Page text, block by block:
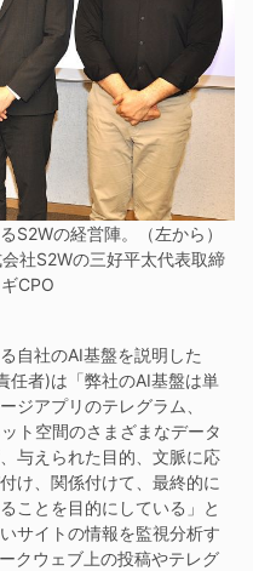
S2Wの経営陣。（左から）
社S2Wの三好平太代表取締
CPO
自社のAI基盤を説明した
任者)は「弊社のAI基盤は単
ジアプリのテレグラム、
ト空間のさまざまなデータ
与えられた目的、文脈に応
け、関係付けて、最終的に
ことを目的にしている」と
サイトの情報を監視分析す
クウェブ上の投稿やテレグ